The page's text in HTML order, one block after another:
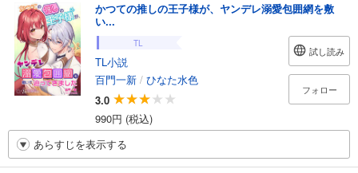
かつての推しの王子様が、ヤンデレ溺愛包囲網を敷
い...
TL
TL小説
百門一新 / ひなた水色
3.0
990円 (税込)
試し読み
フォロー
あらすじを表示する